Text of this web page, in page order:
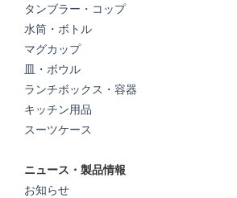
タンブラー・コップ
水筒・ボトル
マグカップ
皿・ボウル
ランチボックス・容器
キッチン用品
スーツケース
ニュース・製品情報
お知らせ